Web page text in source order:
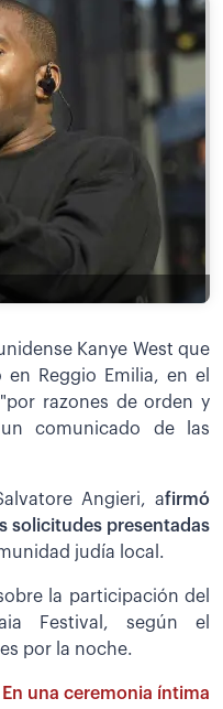
Kanye West que
Reggio Emilia, en el
razones de orden y
comunicado de las
Angieri, afirmó
solicitudes presentadas
judía local.
la participación del
Festival, según el
por la noche.
En una ceremonia íntima